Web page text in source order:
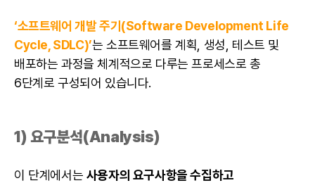
‘소프트웨어 개발 주기(Software Development Life
Cycle, SDLC)’는 소프트웨어를 계획, 생성, 테스트 및
배포하는 과정을 체계적으로 다루는 프로세스로 총
6단계로 구성되어 있습니다.
1) 요구분석(Analysis)
이 단계에서는 사용자의 요구사항을 수집하고